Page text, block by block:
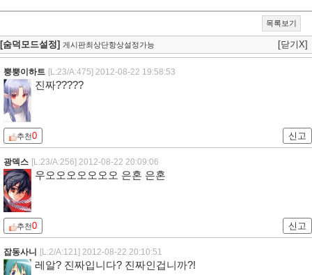
목록보기
[숨덕모드설정] 게시판최상단항상설정가능 [닫기X]
뿡뿡이하트 [L:23/A:475] 2012-08-22 19:58:53
진짜?????
추천0 신고
광덱스 [L:23/A:256] 2012-08-22 20:09:06
우오오오오오오오 은혼 은혼
추천0 신고
잡동사니 [L:2/A:121] 2012-08-22 20:10:51
레알? 진짜입니다? 진짜인겁니까?!